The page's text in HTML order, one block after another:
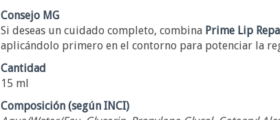
Consejo MG
Si deseas un cuidado completo, combina Prime Lip
aplicándolo primero en el contorno para potenciar la
Cantidad
15 ml
Composición (según INCI)